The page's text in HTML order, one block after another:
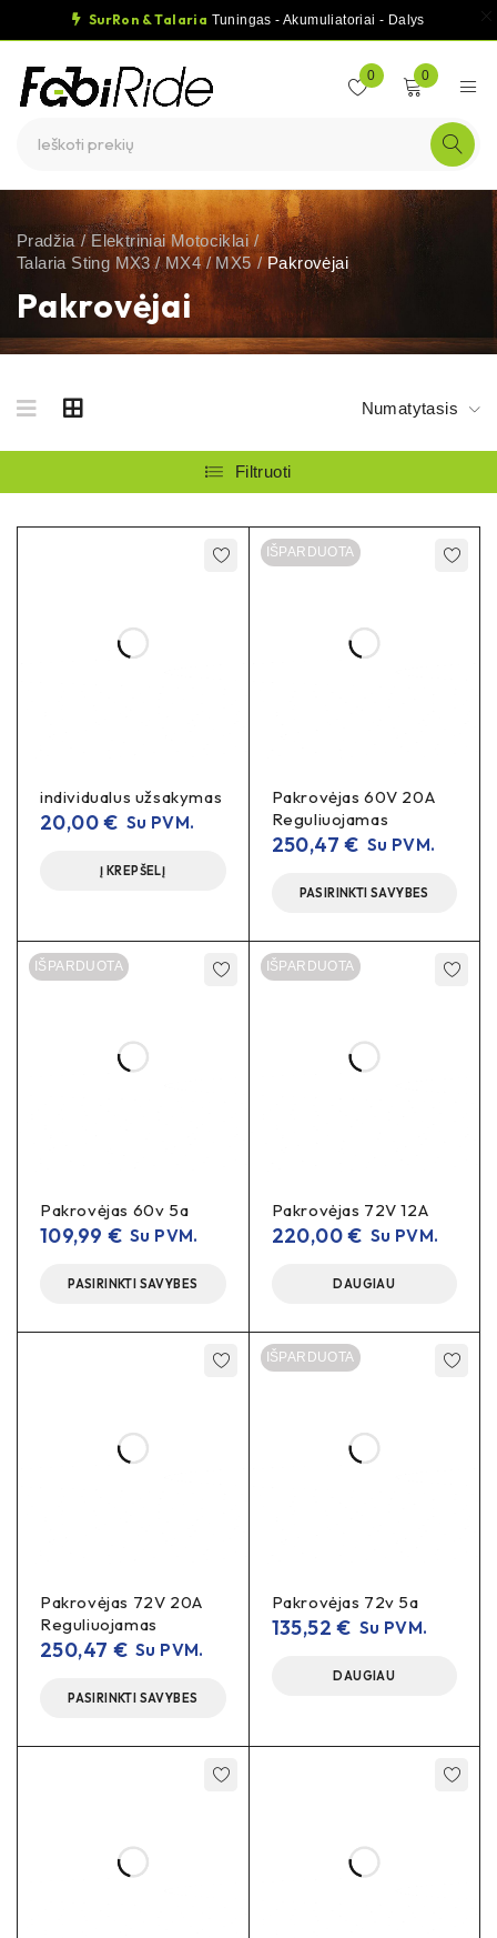
SurRon & Talaria Tuningas - Akumuliatoriai - Dalys
0 0
Pakrovėjai
Pradžia / Elektriniai Motociklai /
Talaria Sting MX3 / MX4 / MX5 / Pakrovėjai
Numatytasis
Filtruoti
individualus užsakymas
20,00€ Su PVM.
Į KREPŠELĮ
IŠPARDUOTA
Pakrovėjas 60V 20A
Reguliuojamas
250,47€ Su PVM.
PASIRINKTI SAVYBES
IŠPARDUOTA
Pakrovėjas 60v 5a
109,99 € Su PVM.
PASIRINKTI SAVYBES
IŠPARDUOTA
Pakrovėjas 72V 12A
220,00€ Su PVM.
DAUGIAU
Pakrovėjas 72V 20A
Reguliuojamas
250,47 € Su PVM.
PASIRINKTI SAVYBES
IŠPARDUOTA
Pakrovėjas 72v 5a
135,52€ Su PVM.
DAUGIAU